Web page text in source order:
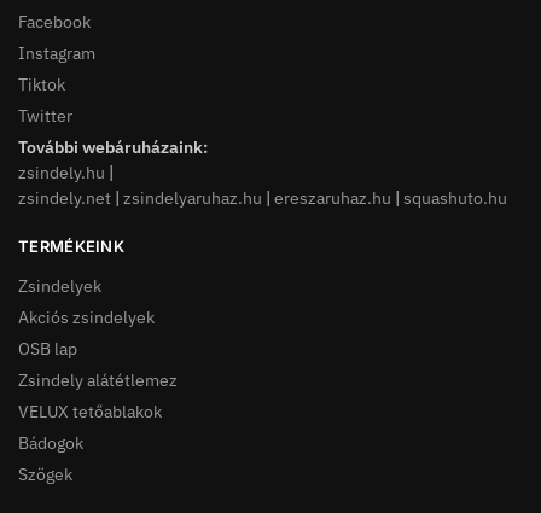
Facebook
Instagram
Tiktok
Twitter
További webáruházaink:
zsindely.hu
zsindely.net zsindelyaruhaz.hu ereszaruhaz.hu squashuto.hu
TERMÉKEINK
Zsindelyek
Akciós zsindelyek
OSB lap
Zsindely alátétlemez
VELUX tetőablakok
Bádogok
Szögek